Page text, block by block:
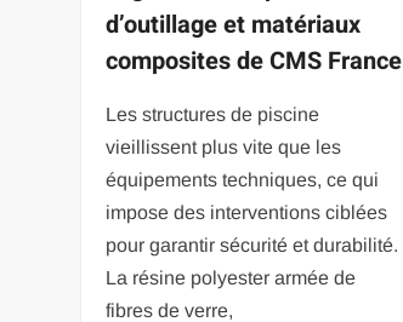
d’outillage et matériaux
composites de CMS France
Les structures de piscine
vieillissent plus vite que les
équipements techniques, ce qui
impose des interventions ciblées
pour garantir sécurité et durabilité.
La résine polyester armée de
fibres de verre,